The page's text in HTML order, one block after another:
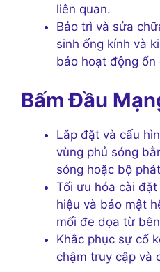
liên quan.
Bảo trì và sửa
sinh ống kính và
bảo hoạt động ổn
Bấm Đầu
Lắp đặt và cấu
vùng phủ sóng
sóng hoặc bộ
Tối ưu hóa cài
hiệu và bảo mật
mối đe dọa từ
Khắc phục sự cố
chậm truy cập và